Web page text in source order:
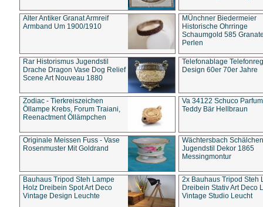
Alter Antiker Granat Armreif
Armband Um 1900/1910
MÜnchner Biedermeier
Historische Ohrringe
Schaumgold 585
Perlen
Rar Historismus Jugendstil
Drache Dragon Vase Dog Relief
Scene Art Nouveau 1880
Telefonablage
Design 60er 70er Jahre
Zodiac - Tierkreiszeichen
Öllampe Krebs, Forum Traiani,
Reenactment Öllämpchen
Va 34122 Schuco
Teddy Bär Hellbraun
Originale Meissen Fuss - Vase
Rosenmuster Mit Goldrand
Wächtersbach Schälchen
Jugendstil Dekor 1865
Messingmontur
Bauhaus Tripod Steh Lampe
Holz Dreibein Spot Art Deco
Vintage Design Leuchte
2x Bauhaus Tripod Steh
Dreibein Stativ Art Deco
Vintage Studio Leucht